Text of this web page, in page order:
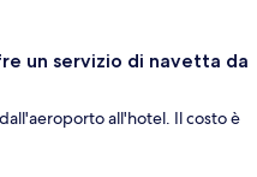
un servizio di navetta da
all'hotel. Il costo è